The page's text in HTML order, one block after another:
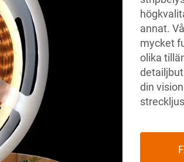
annat.
mycket
olika
din